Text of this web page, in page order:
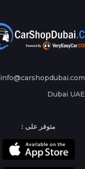
info@carshopdubai.com
متوفر على :